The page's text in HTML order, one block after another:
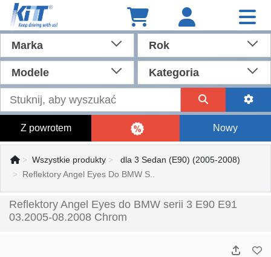
Marka Rok
Modele Kategoria
Z powrotem Nowy
Wszystkie produkty
dla 3 Sedan (E90) (2005-2008)
Reflektory Angel Eyes Do BMW S..
Reflektory Angel Eyes do BMW serii 3 E90 E91
03.2005-08.2008 Chrom